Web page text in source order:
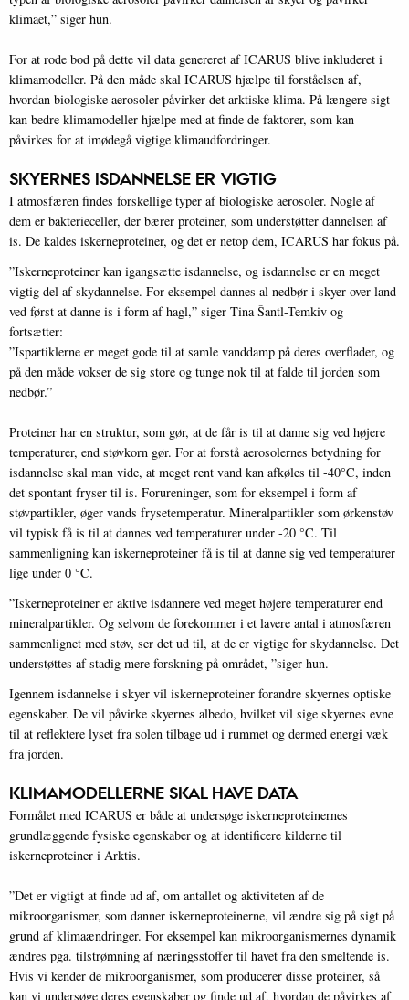
klimaet,” siger hun.
For at rode bod på dette vil data genereret af ICARUS blive inkluderet i
klimamodeller. På den måde skal ICARUS hjælpe til forståelsen af,
hvordan biologiske aerosoler påvirker det arktiske klima. På længere sigt
kan bedre klimamodeller hjælpe med at finde de faktorer, som kan
påvirkes for at imødegå vigtige klimaudfordringer.
SKYERNES ISDANNELSE ER VIGTIG
I atmosfæren findes forskellige typer af biologiske aerosoler. Nogle af
dem er bakterieceller, der bærer proteiner, som understøtter dannelsen af
is. De kaldes iskerneproteiner, og det er netop dem, ICARUS har fokus på.
”Iskerneproteiner kan igangsætte isdannelse, og isdannelse er en meget
vigtig del af skydannelse. For eksempel dannes al nedbør i skyer over land
ved først at danne is i form af hagl,” siger Tina Šantl-Temkiv og
fortsætter:
”Ispartiklerne er meget gode til at samle vanddamp på deres overflader, og
på den måde vokser de sig store og tunge nok til at falde til jorden som
nedbør.”
Proteiner har en struktur, som gør, at de får is til at danne sig ved højere
temperaturer, end støvkorn gør. For at forstå aerosolernes betydning for
isdannelse skal man vide, at meget rent vand kan afkøles til -40°C, inden
det spontant fryser til is. Forureninger, som for eksempel i form af
støvpartikler, øger vands frysetemperatur. Mineralpartikler som ørkenstøv
vil typisk få is til at dannes ved temperaturer under -20 °C. Til
sammenligning kan iskerneproteiner få is til at danne sig ved temperaturer
lige under 0 °C.
”Iskerneproteiner er aktive isdannere ved meget højere temperaturer end
mineralpartikler. Og selvom de forekommer i et lavere antal i atmosfæren
sammenlignet med støv, ser det ud til, at de er vigtige for skydannelse. Det
understøttes af stadig mere forskning på området, ”siger hun.
Igennem isdannelse i skyer vil iskerneproteiner forandre skyernes optiske
egenskaber. De vil påvirke skyernes albedo, hvilket vil sige skyernes evne
til at reflektere lyset fra solen tilbage ud i rummet og dermed energi væk
fra jorden.
KLIMAMODELLERNE SKAL HAVE DATA
Formålet med ICARUS er både at undersøge iskerneproteinernes
grundlæggende fysiske egenskaber og at identificere kilderne til
iskerneproteiner i Arktis.
”Det er vigtigt at finde ud af, om antallet og aktiviteten af de
mikroorganismer, som danner iskerneproteinerne, vil ændre sig på sigt på
grund af klimaændringer. For eksempel kan mikroorganismernes dynamik
ændres pga. tilstrømning af næringsstoffer til havet fra den smeltende is.
Hvis vi kender de mikroorganismer, som producerer disse proteiner, så
kan vi undersøge deres egenskaber og finde ud af, hvordan de påvirkes af